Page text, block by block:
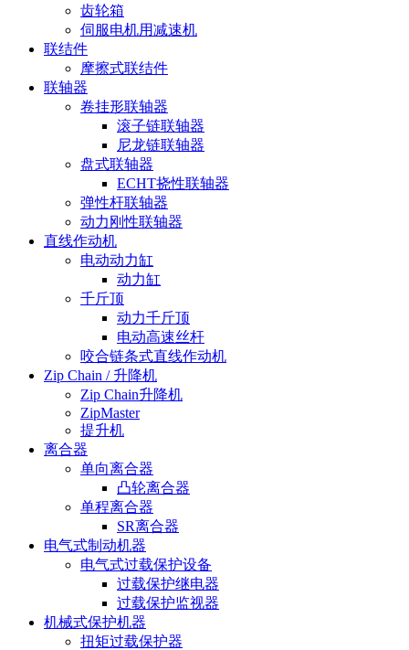
齿轮箱
伺服电机用减速机
联结件
摩擦式联结件
联轴器
卷挂形联轴器
滚子链联轴器
尼龙链联轴器
盘式联轴器
ECHT挠性联轴器
弹性杆联轴器
动力刚性联轴器
直线作动机
电动动力缸
动力缸
千斤顶
动力千斤顶
电动高速丝杆
咬合链条式直线作动机
Zip Chain / 升降机
Zip Chain升降机
ZipMaster
提升机
离合器
单向离合器
凸轮离合器
单程离合器
SR离合器
电气式制动机器
电气式过载保护设备
过载保护继电器
过载保护监视器
机械式保护机器
扭矩过载保护器